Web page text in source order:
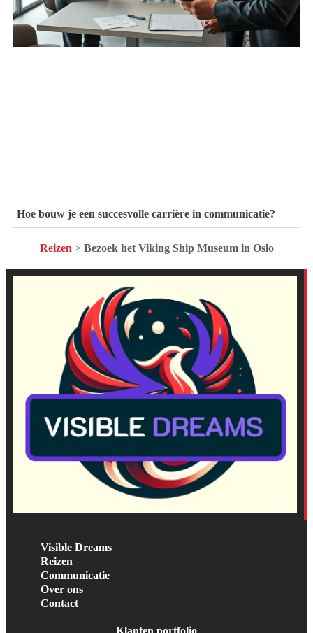
Hoe bouw je een succesvolle carrière in communicatie?
Reizen > Bezoek het Viking Ship Museum in Oslo
Visible Dreams
Reizen
Communicatie
Over ons
Contact
Klanten portfolio